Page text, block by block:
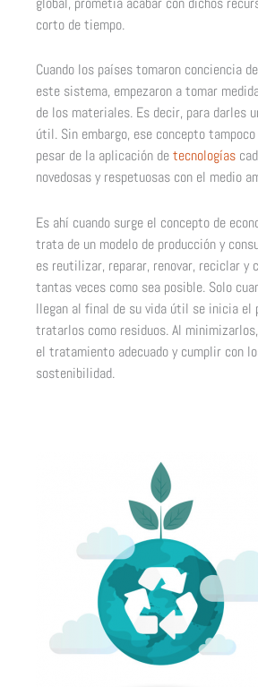
corto de tiempo.
Cuando los países tomaron conciencia
este sistema, empezaron a tomar
de los materiales. Es decir, para darles
útil. Sin embargo, ese concepto
pesar de la aplicación detecnologías
novedosas y respetuosas con el medio
Es ahí cuando surge el concepto de
trata de un modelo de producción y
es reutilizar, reparar, renovar, reciclar y
tantas veces como sea posible. Solo
llegan al final de su vida útil se inicia el
tratarlos como residuos. Al
el tratamiento adecuado y cumplir con
sostenibilidad.